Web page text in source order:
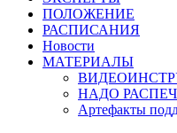
ПОЛОЖЕНИЕ
РАСПИСАНИЯ
Новости
МАТЕРИАЛЫ
НАДО
Артефакты